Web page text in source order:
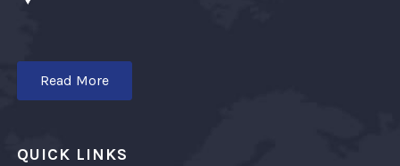
Read More
QUICK LINKS